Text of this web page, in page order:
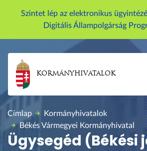
á
a
a
r
t
a
l
Szintet lép az elektronikus
Digitális Állampolgárság
KORMÁNYHIVATALOK
Címlap
Kormányhivatalok
Békés Vármegyei Kormányhivatal
Ügysegéd (Békési